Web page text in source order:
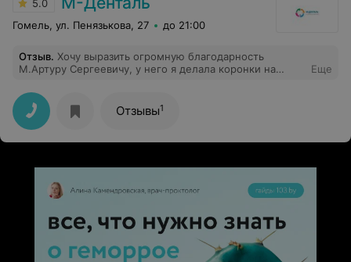
5.0
Гомель, ул. Пенязькова, 27 до 21:00
Отзыв. Хочу выразить огромную благодарность
М.Артуру Сергеевичу, у него я делала коронки на
внимательный! Очень довольна новыми зубами!
Еще
Отзывы1